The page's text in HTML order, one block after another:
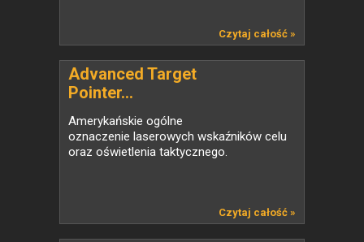
Czytaj całość »
Advanced Target
Pointer...
Amerykańskie ogólne
oznaczenie laserowych wskaźników celu
oraz oświetlenia taktycznego.
Czytaj całość »